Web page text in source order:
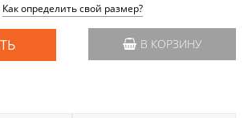
Как определить свой размер?
В КОРЗИНУ